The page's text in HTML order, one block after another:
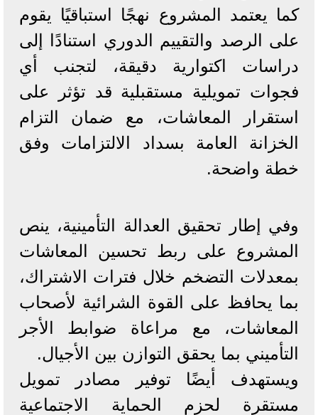
كما يعتمد المشروع نهجًا استباقيًا يقوم
على الرصد والتقييم الدوري استنادًا إلى
دراسات اكتوارية دقيقة، لتجنب أي
فجوات تمويلية مستقبلية قد تؤثر على
استقرار المعاشات، مع ضمان التزام
الخزانة العامة بسداد الالتزامات وفق
خطة واضحة.
وفي إطار تحقيق العدالة التأمينية، ينص
المشروع على ربط تحسين المعاشات
بمعدلات التضخم خلال فترات الاشتراك،
بما يحافظ على القوة الشرائية لأصحاب
المعاشات، مع مراعاة ضوابط الأجر
التأميني بما يحقق التوازن بين الأجيال.
ويستهدف أيضًا توفير مصادر تمويل
مستقرة لحزم الحماية الاجتماعية